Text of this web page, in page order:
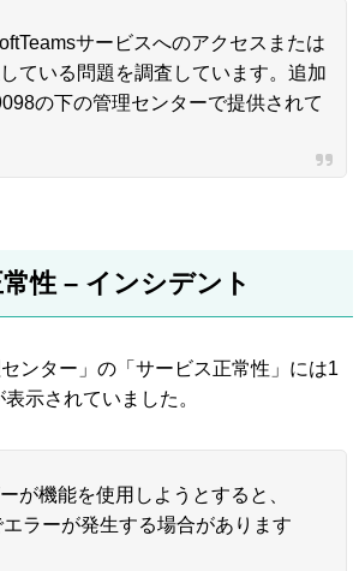
サービスへのアクセスまたは
ている問題を調査しています。追加
の下の管理センターで提供されて
性 – インシデント
ンター」の「サービス正常性」には1
示されていました。
が機能を使用しようとすると、
エラーが発生する場合があります